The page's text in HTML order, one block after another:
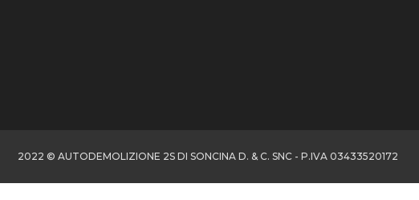
2022 © AUTODEMOLIZIONE 2S DI SONCINA D. & C. SNC - P.IVA 03433520172